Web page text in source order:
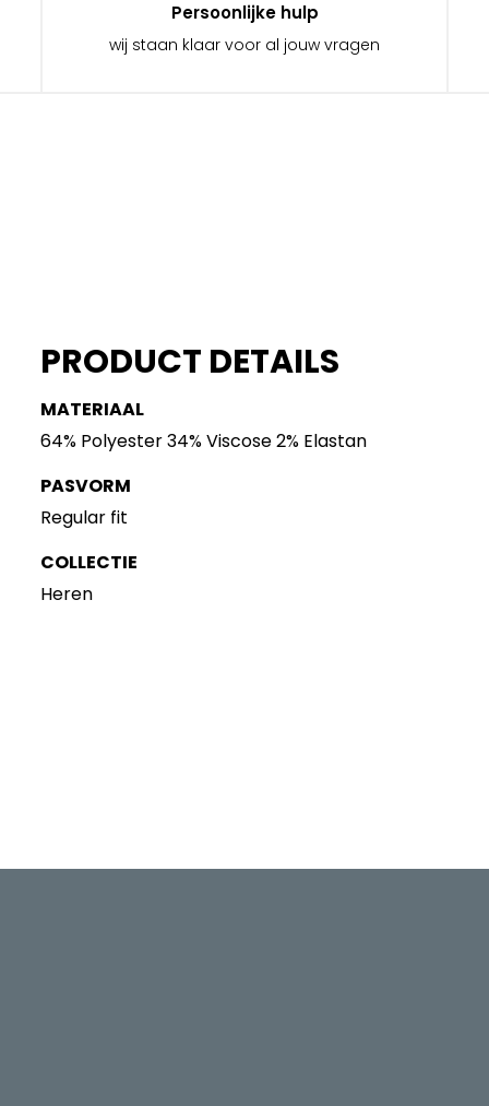
Persoonlijke hulp
wij staan klaar voor al jouw vragen
PRODUCT DETAILS
MATERIAAL
64% Polyester 34% Viscose 2% Elastan
PASVORM
Regular fit
COLLECTIE
Heren